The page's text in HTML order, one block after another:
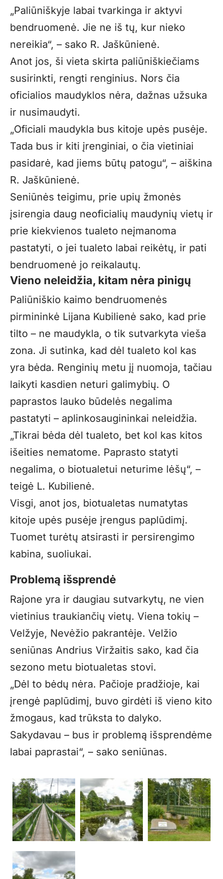
„Paliūniškyje labai tvarkinga ir aktyvi
bendruomenė. Jie ne iš tų, kur nieko
nereikia“, – sako R. Jaškūnienė.
Anot jos, ši vieta skirta paliūniškiečiams
susirinkti, rengti renginius. Nors čia
oficialios maudyklos nėra, dažnas užsuka
ir nusimaudyti.
„Oficiali maudykla bus kitoje upės pusėje.
Tada bus ir kiti įrenginiai, o čia vietiniai
pasidarė, kad jiems būtų patogu“, – aiškina
R. Jaškūnienė.
Seniūnės teigimu, prie upių žmonės
įsirengia daug neoficialių maudynių vietų ir
prie kiekvienos tualeto neįmanoma
pastatyti, o jei tualeto labai reikėtų, ir pati
bendruomenė jo reikalautų.
Vieno neleidžia, kitam nėra pinigų
Paliūniškio kaimo bendruomenės
pirmininkė Lijana Kubilienė sako, kad prie
tilto – ne maudykla, o tik sutvarkyta vieša
zona. Ji sutinka, kad dėl tualeto kol kas
yra bėda. Renginių metu jį nuomoja, tačiau
laikyti kasdien neturi galimybių. O
paprastos lauko būdelės negalima
pastatyti – aplinkosaugininkai neleidžia.
„Tikrai bėda dėl tualeto, bet kol kas kitos
išeities nematome. Paprasto statyti
negalima, o biotualetui neturime lėšų“, –
teigė L. Kubilienė.
Visgi, anot jos, biotualetas numatytas
kitoje upės pusėje įrengus paplūdimį.
Tuomet turėtų atsirasti ir persirengimo
kabina, suoliukai.
Problemą išsprendė
Rajone yra ir daugiau sutvarkytų, ne vien
vietinius traukiančių vietų. Viena tokių –
Velžyje, Nevėžio pakrantėje. Velžio
seniūnas Andrius Viržaitis sako, kad čia
sezono metu biotualetas stovi.
„Dėl to bėdų nėra. Pačioje pradžioje, kai
įrengė paplūdimį, buvo girdėti iš vieno kito
žmogaus, kad trūksta to dalyko.
Sakydavau – bus ir problemą išsprendėme
labai paprastai“, – sako seniūnas.